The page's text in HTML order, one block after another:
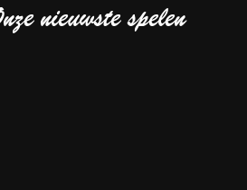
nieuwste spelen